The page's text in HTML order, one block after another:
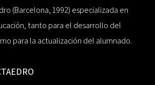
(Barcelona, 1992) especializada en
tanto para el desarrollo del
para la actualización del alumnado.